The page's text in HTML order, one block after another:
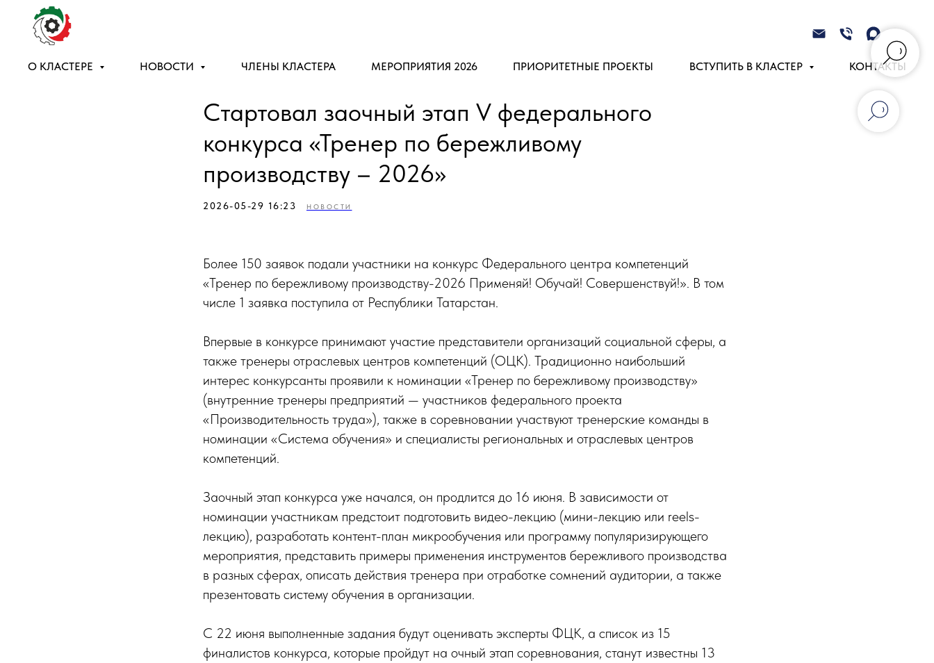
О КЛАСТЕРЕ НОВОСТИ ЧЛЕНЫ КЛАСТЕРА МЕРОПРИЯТИЯ 2026 ПРИОРИТЕТНЫЕ ПРОЕКТЫ ВСТУПИТЬ В КЛАСТЕР КОНТАКТЫ
Стартовал заочный этап V федерального
конкурса «Тренер по бережливому
производству – 2026»
2026-05-29 16:23 НОВОСТИ
Более 150 заявок подали участники на конкурс Федерального центра компетенций
«Тренер по бережливому производству-2026 Применяй! Обучай! Совершенствуй!». В том
числе 1 заявка поступила от Республики Татарстан.
Впервые в конкурсе принимают участие представители организаций социальной сферы, а
также тренеры отраслевых центров компетенций (ОЦК). Традиционно наибольший
интерес конкурсанты проявили к номинации «Тренер по бережливому производству»
(внутренние тренеры предприятий — участников федерального проекта
«Производительность труда»), также в соревновании участвуют тренерские команды в
номинации «Система обучения» и специалисты региональных и отраслевых центров
компетенций.
Заочный этап конкурса уже начался, он продлится до 16 июня. В зависимости от
номинации участникам предстоит подготовить видео-лекцию (мини-лекцию или reels-
лекцию), разработать контент-план микрообучения или программу популяризирующего
мероприятия, представить примеры применения инструментов бережливого производства
в разных сферах, описать действия тренера при отработке сомнений аудитории, а также
презентовать систему обучения в организации.
С 22 июня выполненные задания будут оценивать эксперты ФЦК, а список из 15
финалистов конкурса, которые пройдут на очный этап соревнования, станут известны 13